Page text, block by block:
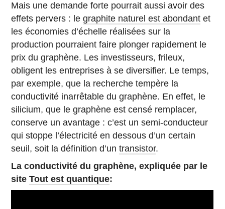
Mais une demande forte pourrait aussi avoir des
effets pervers : legraphite naturel est abondant et
les économies d’échelle réalisées sur la
production pourraient faire plonger rapidement le
prix du graphène. Les investisseurs, frileux,
obligent les entreprises à se diversifier. Le temps,
par exemple, que la recherche tempère la
conductivité inarrêtable du graphène. En effet, le
silicium, que le graphène est censé remplacer,
conserve un avantage : c’est un semi-conducteur
qui stoppe l’électricité en dessous d’un certain
seuil, soit la définition d’untransistor.
La conductivité du graphène, expliquée par le
siteTout est quantique: